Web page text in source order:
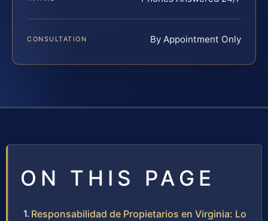
CONSULTATION By Appointment Only
ON THIS PAGE
Responsabilidad de Propietarios en Virginia: Lo